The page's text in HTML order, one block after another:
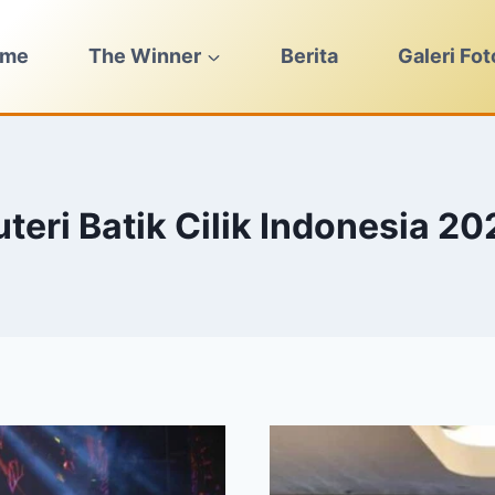
The Winner Berita Galeri
Batik Cilik Indonesia